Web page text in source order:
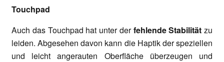
Touchpad
Auch das Touchpad hat unter derfehlende Stabilität zu
leiden. Abgesehen davon kann die Haptik der speziellen
und leicht angerauten Oberfläche überzeugen und